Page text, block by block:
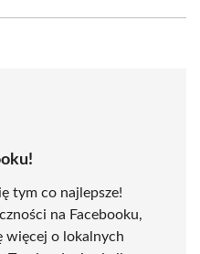
tym co najlepsze!
na Facebooku,
więcej o lokalnych